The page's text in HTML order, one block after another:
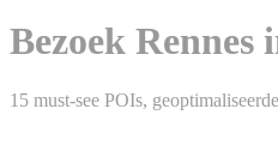
Bezoek Rennes
15 must-see POIs,